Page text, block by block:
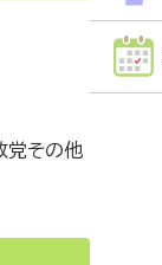
党その他